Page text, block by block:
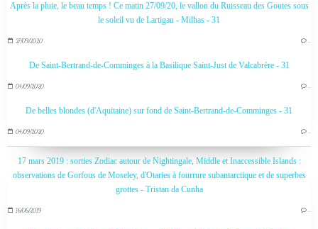
Après la pluie, le beau temps ! Ce matin 27/09/20, le vallon du Ruisseau des Goutes sous
le soleil vu de Lartigau - Milhas - 31
27/09/2020 …
De Saint-Bertrand-de-Comminges à la Basilique Saint-Just de Valcabrère - 31
04/09/2020 …
De belles blondes (d'Aquitaine) sur fond de Saint-Bertrand-de-Comminges - 31
04/09/2020 …
17 mars 2019 : sorties Zodiac autour de Nightingale, Middle et Inaccessible Islands :
observations de Gorfous de Moseley, d'Otaries à fourrure subantarctique et de superbes
grottes - Tristan da Cunha
16/06/2019 …